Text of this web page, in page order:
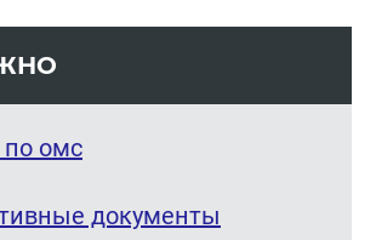
по омс
документы